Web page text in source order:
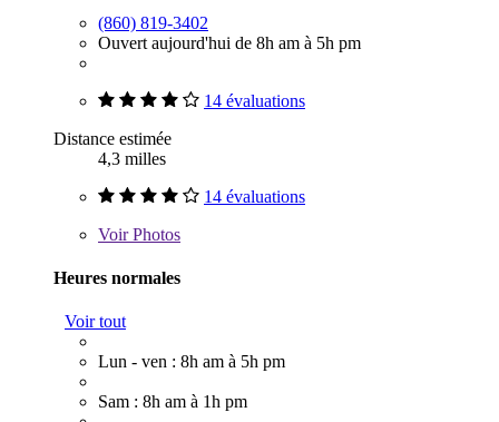
(860) 819-3402
Ouvert aujourd'hui de 8h am à 5h pm
14 évaluations
Distance estimée
4,3 milles
14 évaluations
VoirPhotos
Heures normales
Voir tout
Lun - ven : 8h am à 5h pm
Sam : 8h am à 1h pm